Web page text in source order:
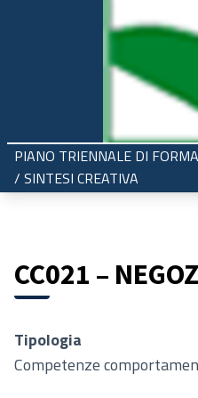
Regione Emilia-Romagna
/ SINTESI CREATIVA
CC021 –
Tipologia
Competenze